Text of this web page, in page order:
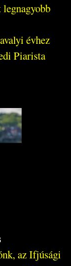
évhez
Piarista
az Ifjúsági